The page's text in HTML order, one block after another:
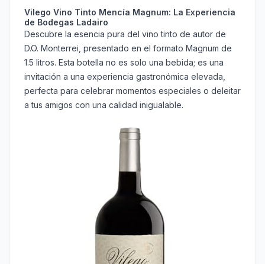
Vilego Vino Tinto Mencía Magnum: La Experiencia
de Bodegas Ladairo
Descubre la esencia pura del vino tinto de autor de
D.O. Monterrei, presentado en el formato Magnum de
1.5 litros. Esta botella no es solo una bebida; es una
invitación a una experiencia gastronómica elevada,
perfecta para celebrar momentos especiales o deleitar
a tus amigos con una calidad inigualable.